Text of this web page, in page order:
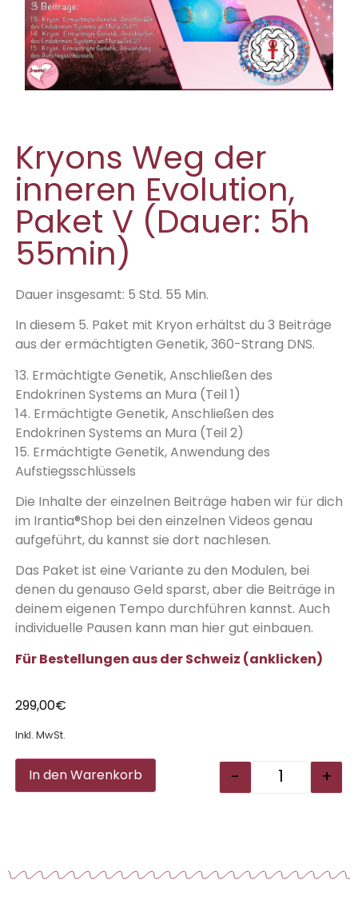
Kryons Weg der
inneren Evolution,
Paket V (Dauer: 5h
55min)
Dauer insgesamt: 5 Std. 55 Min.
In diesem 5. Paket mit Kryon erhältst du 3 Beiträge
aus der ermächtigten Genetik, 360-Strang DNS.
13. Ermächtigte Genetik, Anschließen des
Endokrinen Systems an Mura (Teil 1)
14. Ermächtigte Genetik, Anschließen des
Endokrinen Systems an Mura (Teil 2)
15. Ermächtigte Genetik, Anwendung des
Aufstiegsschlüssels
Die Inhalte der einzelnen Beiträge haben wir für dich
im Irantia®Shop bei den einzelnen Videos genau
aufgeführt, du kannst sie dort nachlesen.
Das Paket ist eine Variante zu den Modulen, bei
denen du genauso Geld sparst, aber die Beiträge in
deinem eigenen Tempo durchführen kannst. Auch
individuelle Pausen kann man hier gut einbauen.
Für Bestellungen aus der Schweiz (anklicken)
299,00€
Inkl. MwSt.
- +
In den Warenkorb Alternative: